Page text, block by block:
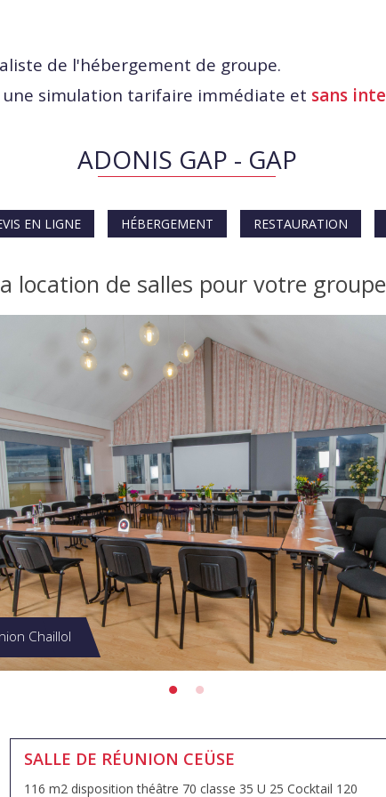
de l'hébergement de groupe.
une simulation tarifaire immédiate et sans
ADONIS GAP - GAP
EN LIGNE HÉBERGEMENT RESTAURATION
location de salles pour votre groupe
Chaillol
SALLE DE RÉUNION CEÜSE
116 m2 disposition théâtre 70 classe 35 U 25 Cocktail 120